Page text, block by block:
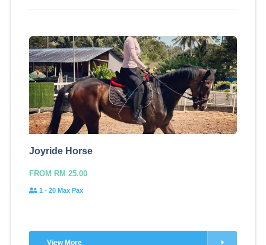
Joyride Horse
FROM RM 25.00
1 - 20 Max Pax
View More